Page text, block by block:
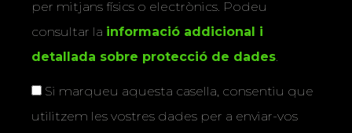
per mitjans físics o electrònics. Podeu
consultar la informació addicional i
detallada sobre protecció de dades.
Si marqueu aquesta casella, consentiu que
utilitzem les vostres dades per a enviar-vos